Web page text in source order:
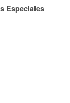
Especiales